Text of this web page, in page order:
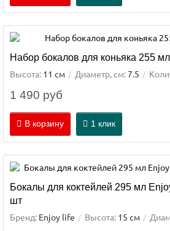
Набор бокалов для коньяка 255
Высота: 11 см Диаметр, см:7.5
1 490 руб
В корзину 1 клик
Бокалы для коктейлей 295 мл
шт
Бренд: Enjoy life Высота: 15 см